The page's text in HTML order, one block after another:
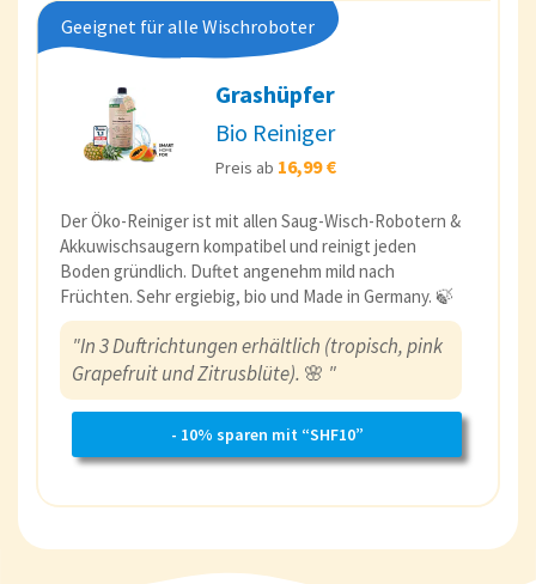
Geeignet für alle Wischroboter
Grashüpfer
Bio Reiniger
Preis ab 16,99 €
Der Öko-Reiniger ist mit allen Saug-Wisch-Robotern &
Akkuwischsaugern kompatibel und reinigt jeden
Boden gründlich. Duftet angenehm mild nach
Früchten. Sehr ergiebig, bio und Made in Germany. 🍃
"In 3 Duftrichtungen erhältlich (tropisch, pink
Grapefruit und Zitrusblüte). 🌸 "
- 10% sparen mit “SHF10”